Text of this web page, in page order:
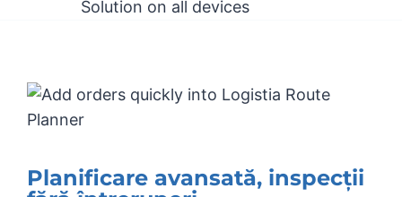
Planificare avansată, inspecții